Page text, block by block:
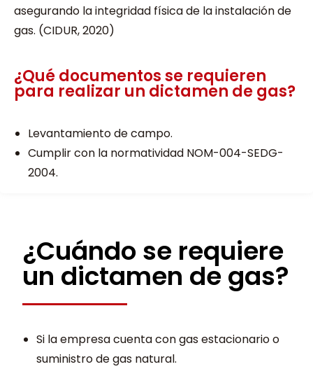
asegurando la integridad física de la instalación de
gas. (CIDUR, 2020)
¿Qué documentos se requieren
para realizar un dictamen de gas?
Levantamiento de campo.
Cumplir con la normatividad NOM-004-SEDG-
2004.
¿Cuándo se requiere
un dictamen de gas?
Si la empresa cuenta con gas estacionario o
suministro de gas natural.